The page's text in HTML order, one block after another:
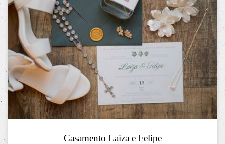
Casamento Laiza e Felipe